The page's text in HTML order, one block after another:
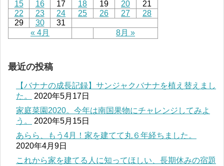
« 4月 8月 »
15 16 17 18 19 20
21
22
23 24 25 26 27
28
29
30 31
最近の投稿
【バナナの成長記録】サンジャクバナナを植え替えまし
た。
2020年5月17日
家庭菜園2020。今年は南国果物にチャレンジしてみよ
う。
2020年5月15日
あらら、もう4月！家を建てて丸６年経ちました。
2020年4月9日
これから家を建てる人に知ってほしい、長期休みの宿題